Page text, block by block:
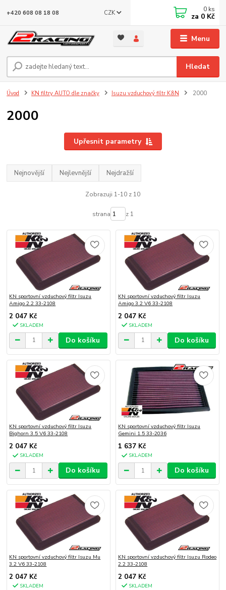
Menu
CZK
Hledat
+420 608 08 18 08 0 ks
za 0 Kč
Úvod KN filtry AUTO dle značky Isuzu vzduchový filtr K&N 2000
2000
Upřesnit parametry
Nejnovější Nejlevnější Nejdražší
Zobrazuji 1-10 z 10
strana z 1
KN sportovní vzduchový filtr Isuzu
Amigo 2.2 33-2108
2 047 Kč
SKLADEM
Do košíku
KN sportovní vzduchový filtr Isuzu
Amigo 3.2 V6 33-2108
2 047 Kč
SKLADEM
Do košíku
KN sportovní vzduchový filtr Isuzu
Bighorn 3.5 V6 33-2108
2 047 Kč
SKLADEM
Do košíku
KN sportovní vzduchový filtr Isuzu
Gemini 1.5 33-2036
1 637 Kč
SKLADEM
Do košíku
KN sportovní vzduchový filtr Isuzu Mu
3.2 V6 33-2108
2 047 Kč
SKLADEM
KN sportovní vzduchový filtr Isuzu Rodeo
2.2 33-2108
2 047 Kč
SKLADEM